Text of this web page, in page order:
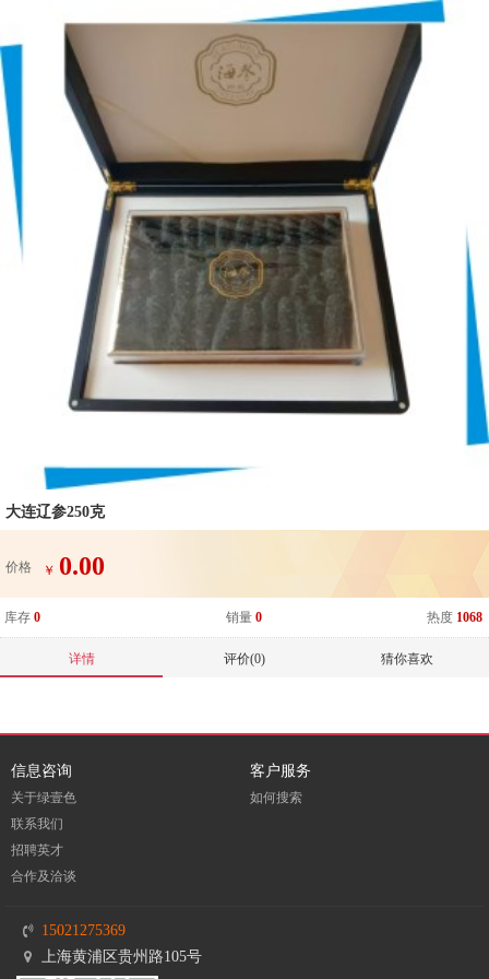
大连辽参250克
价格 ￥ 0.00
库存 0 销量 0 热度 1068
详情 评价(0) 猜你喜欢
信息咨询
关于绿壹色
联系我们
招聘英才
合作及洽谈
客户服务
如何搜索
15021275369
上海黄浦区贵州路105号